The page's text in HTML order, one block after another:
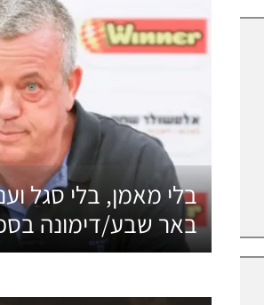
בלי מאמן, בלי סגל
באר שבע/דימונה